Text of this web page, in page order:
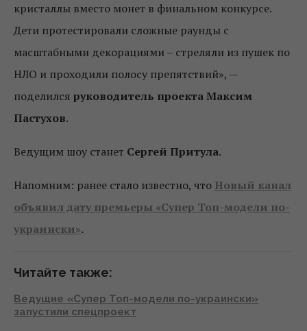
кристаллы вместо монет в финальном конкурсе.
Дети протестировали сложные раунды с
масштабными декорациями – стреляли из пушек по
НЛО и проходили полосу препятствий», —
поделился руководитель проекта Максим
Пастухов.
Ведущим шоу станет Сергей Притула.
Напомним: ранее стало известно, что Новый канал
объявил дату премьеры «Супер Топ-модели по-
украински».
Читайте также:
Ведущие «Супер Топ-модели по-украински»
запустили спецпроект